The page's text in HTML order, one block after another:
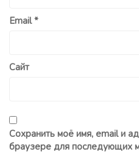
Email*
Сайт
Сохранить моё имя, email и
браузере для последующих